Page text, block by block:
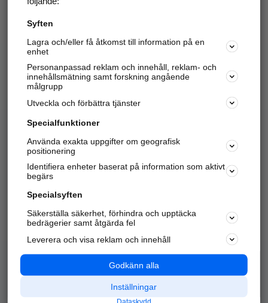
Hitta.se - Gratis nummerupplysning.
Sök företag, personer och platser.
Hitta telefonnummer, adresser, företagsinfo mm.
Marknadsför företaget
Kom igång och annonsera mot
samarbetspartners nära dig.
Alla kategorier
Populära sökningar
API & Kartor
Annonsera
Integritet
Nödnummer
Syften
Lagra och/eller få åtkomst till information på en
enhet
Personanpassad reklam och innehåll, reklam- och
innehållsmätning samt forskning angående
målgrupp
Utveckla och förbättra tjänster
Specialfunktioner
Använda exakta uppgifter om geografisk
positionering
Identifiera enheter baserat på information som aktivt
begärs
Specialsyften
Säkerställa säkerhet, förhindra och upptäcka
bedrägerier samt åtgärda fel
Leverera och visa reklam och innehåll
Godkänn alla
Inställningar
Dataskydd